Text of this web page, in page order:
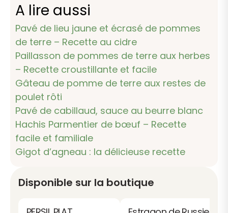
A lire aussi
Pavé de lieu jaune et écrasé de pommes
de terre – Recette au cidre
Paillasson de pommes de terre aux herbes
– Recette croustillante et facile
Gâteau de pomme de terre aux restes de
poulet rôti
Pavé de cabillaud, sauce au beurre blanc
Hachis Parmentier de bœuf – Recette
facile et familiale
Gigot d’agneau : la délicieuse recette
Disponible sur la boutique